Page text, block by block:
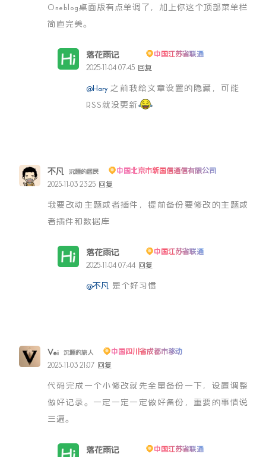
Oneblog桌面版有点单调了，加上你这个顶部菜单栏
简直完美。
落花雨记
中国江苏省联通
2025-11-04 07:45 回复
@Hary 之前我给文章设置的隐藏，可能
RSS就没更新
不凡 沉睡的居民
中国北京市新国信通信有限公司
2025-11-03 23:25 回复
我要改动主题或者插件，提前备份要修改的主题或
者插件和数据库
落花雨记
中国江苏省联通
2025-11-04 07:44 回复
@不凡 是个好习惯
Vei 沉睡的旅人
中国四川省成都市移动
2025-11-03 21:07 回复
代码完成一个小修改就先全量备份一下，设置调整
做好记录。一定一定一定做好备份，重要的事情说
三遍。
落花雨记
中国江苏省联通